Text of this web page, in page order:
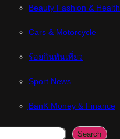
Beauty Fashion & Health
Cars & Motorcycle
ร้อยกินพันเที่ยว
Sport News
ฺBanK Money & Finance
Search